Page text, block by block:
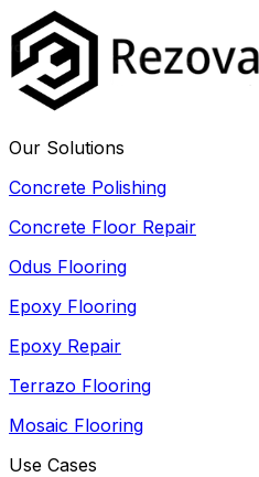
Our Solutions
Concrete Polishing
Concrete Floor Repair
Odus Flooring
Epoxy Flooring
Epoxy Repair
Terrazo Flooring
Mosaic Flooring
Use Cases